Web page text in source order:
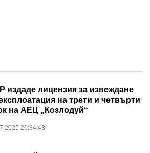
издаде лицензия за извеждане
на трети и четвърти
на АЕЦ „Козлодуй“
20:34:43